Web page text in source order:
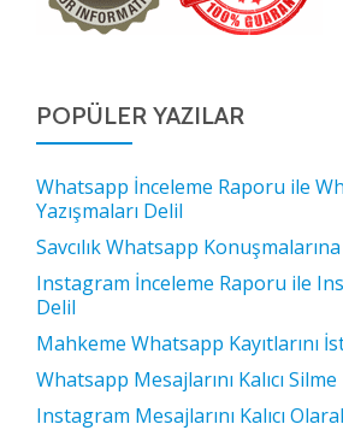
POPÜLER YAZILAR
Whatsapp İnceleme Raporu ile
Yazışmaları Delil
Savcılık Whatsapp
Instagram İnceleme Raporu ile
Delil
Mahkeme Whatsapp Kayıtlarını
Whatsapp Mesajlarını Kalıcı Silme
Instagram Mesajlarını Kalıcı